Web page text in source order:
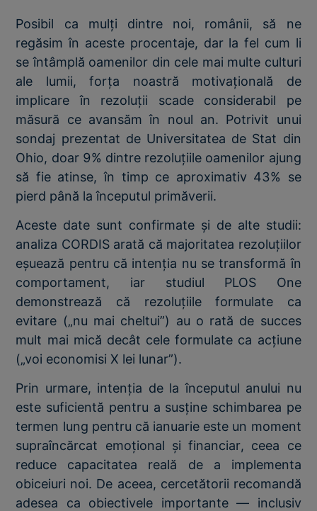
Posibil ca mulți dintre noi, românii, să ne
regăsim în aceste procentaje, dar la fel cum li
se întâmplă oamenilor din cele mai multe culturi
ale lumii, forța noastră motivațională de
implicare în rezoluții scade considerabil pe
măsură ce avansăm în noul an. Potrivit unui
sondaj prezentat de Universitatea de Stat din
Ohio, doar 9% dintre rezoluțiile oamenilor ajung
să fie atinse, în timp ce aproximativ 43% se
pierd până la începutul primăverii.
Aceste date sunt confirmate și de alte studii:
analiza CORDIS arată că majoritatea rezoluțiilor
eșuează pentru că intenția nu se transformă în
comportament, iar studiul PLOS One
demonstrează că rezoluțiile formulate ca
evitare („nu mai cheltui”) au o rată de succes
mult mai mică decât cele formulate ca acțiune
(„voi economisi X lei lunar”).
Prin urmare, intenția de la începutul anului nu
este suficientă pentru a susține schimbarea pe
termen lung pentru că ianuarie este un moment
supraîncărcat emoțional și financiar, ceea ce
reduce capacitatea reală de a implementa
obiceiuri noi. De aceea, cercetătorii recomandă
adesea ca obiectivele importante — inclusiv